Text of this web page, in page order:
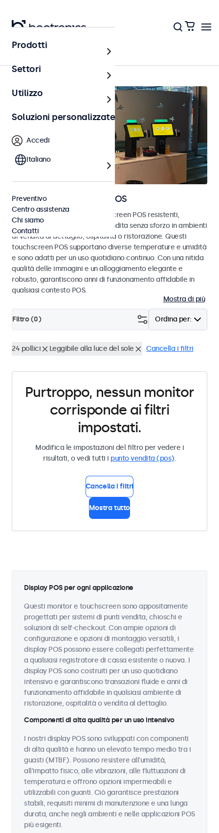
Punto vendita (POS)
Monitor e touchscreen POS
Scopri i nostri monitor e touchscreen POS resistenti,
progettati per transazioni di vendita senza sforzo in ambienti
di vendita al dettaglio, ospitalità o ristorazione. Questi
touchscreen POS supportano diverse temperature e umidità
e sono adatti per un uso quotidiano continuo. Con una nitida
qualità delle immagini e un alloggiamento elegante e
robusto, garantiscono anni di funzionamento affidabile in
qualsiasi contesto POS.
Mostra di più
Ordina per:
Filtro (0)
24 pollici Leggibile alla luce del sole Cancella i filtri
Purtroppo, nessun monitor
corrisponde ai filtri
impostati.
Modifica le impostazioni del filtro per vedere i
risultati, o vedi tutti i punto vendita (pos).
Cancella i filtri
Mostra tutto
Display POS per ogni applicazione
Questi monitor e touchscreen sono appositamente
progettati per sistemi di punti vendita, chioschi e
soluzioni di self-checkout. Con ampie opzioni di
configurazione e opzioni di montaggio versatili, i
display POS possono essere collegati perfettamente
a qualsiasi registratore di cassa esistente o nuova. I
display POS sono costruiti per un uso quotidiano
intensivo e garantiscono transazioni fluide e anni di
funzionamento affidabile in qualsiasi ambiente di
ristorazione, ospitalità o vendita al dettaglio.
Componenti di alta qualità per un uso intensivo
I nostri display POS sono sviluppati con componenti
di alta qualità e hanno un elevato tempo medio tra i
guasti (MTBF). Possono resistere all'umidità,
all'impatto fisico, alle vibrazioni, alle fluttuazioni di
temperatura e offrono opzioni impermeabili e
utilizzabili con guanti. Ciò garantisce prestazioni
stabili, requisiti minimi di manutenzione e una lunga
durata, anche negli ambienti e nelle applicazioni POS
più esigenti.
Prodotti
Settori
Utilizzo
Soluzioni personalizzate
Accedi
Italiano
Preventivo
Centro assistenza
Chi siamo
Contatti